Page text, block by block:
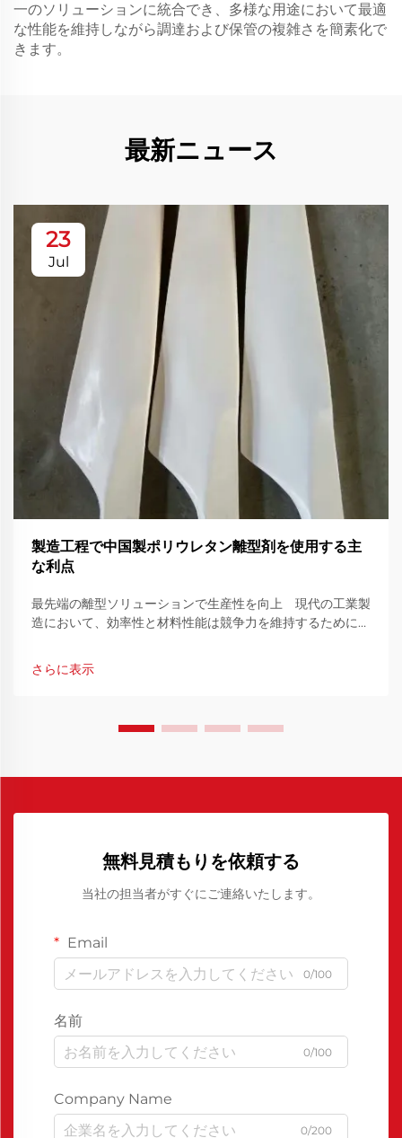
一のソリューションに統合でき、多様な用途において最適
な性能を維持しながら調達および保管の複雑さを簡素化で
きます。
最新ニュース
23
Jul
製造工程で中国製ポリウレタン離型剤を使用する主
な利点
最先端の離型ソリューションで生産性を向上 現代の工業製
造において、効率性と材料性能は競争力を維持するために不
型剤の使用が挙げられ...
さらに表示
無料見積もりを依頼する
当社の担当者がすぐにご連絡いたします。
Email
0/100
名前
0/100
Company Name
0/200